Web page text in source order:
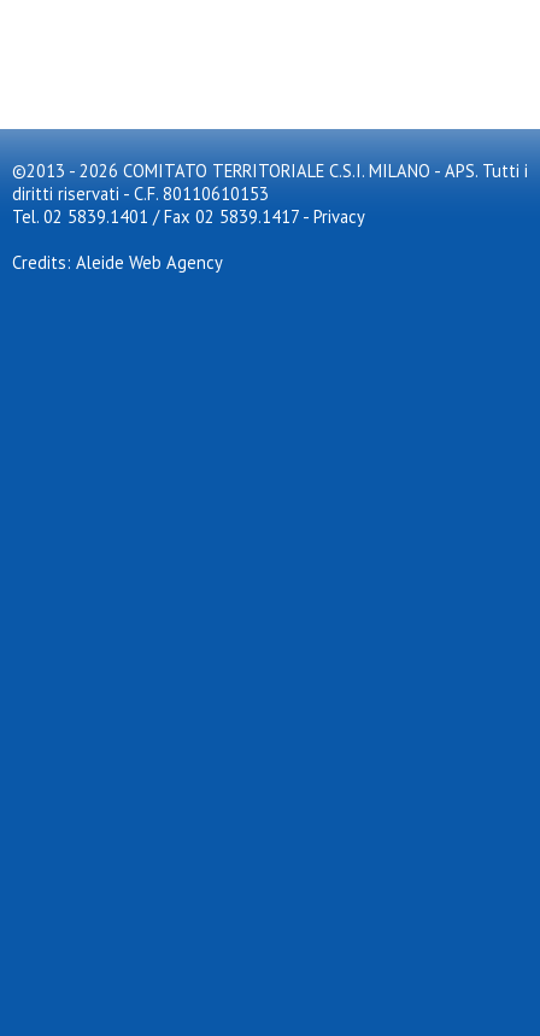
©2013 - 2026 COMITATO TERRITORIALE C.S.I. MILANO - APS. Tutti i
diritti riservati - C.F. 80110610153
Tel. 02 5839.1401 / Fax 02 5839.1417 - Privacy
Credits: Aleide Web Agency